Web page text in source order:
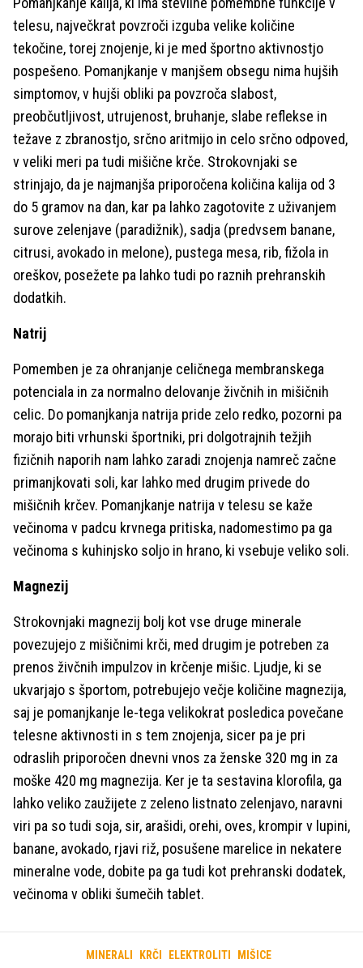
telesu, največkrat povzroči izguba velike količine
tekočine, torej znojenje, ki je med športno aktivnostjo
pospešeno. Pomanjkanje v manjšem obsegu nima hujših
simptomov, v hujši obliki pa povzroča slabost,
preobčutljivost, utrujenost, bruhanje, slabe reflekse in
težave z zbranostjo, srčno aritmijo in celo srčno odpoved,
v veliki meri pa tudi mišične krče. Strokovnjaki se
strinjajo, da je najmanjša priporočena količina kalija od 3
do 5 gramov na dan, kar pa lahko zagotovite z uživanjem
surove zelenjave (paradižnik), sadja (predvsem banane,
citrusi, avokado in melone), pustega mesa, rib, fižola in
oreškov, posežete pa lahko tudi po raznih prehranskih
dodatkih.
Natrij
Pomemben je za ohranjanje celičnega membranskega
potenciala in za normalno delovanje živčnih in mišičnih
celic. Do pomanjkanja natrija pride zelo redko, pozorni pa
morajo biti vrhunski športniki, pri dolgotrajnih težjih
fizičnih naporih nam lahko zaradi znojenja namreč začne
primanjkovati soli, kar lahko med drugim privede do
mišičnih krčev. Pomanjkanje natrija v telesu se kaže
večinoma v padcu krvnega pritiska, nadomestimo pa ga
večinoma s kuhinjsko soljo in hrano, ki vsebuje veliko soli.
Magnezij
Strokovnjaki magnezij bolj kot vse druge minerale
povezujejo z mišičnimi krči, med drugim je potreben za
prenos živčnih impulzov in krčenje mišic. Ljudje, ki se
ukvarjajo s športom, potrebujejo večje količine magnezija,
saj je pomanjkanje le-tega velikokrat posledica povečane
telesne aktivnosti in s tem znojenja, sicer pa je pri
odraslih priporočen dnevni vnos za ženske 320 mg in za
moške 420 mg magnezija. Ker je ta sestavina klorofila, ga
lahko veliko zaužijete z zeleno listnato zelenjavo, naravni
viri pa so tudi soja, sir, arašidi, orehi, oves, krompir v lupini,
banane, avokado, rjavi riž, posušene marelice in nekatere
mineralne vode, dobite pa ga tudi kot prehranski dodatek,
večinoma v obliki šumečih tablet.
MINERALI KRČI ELEKTROLITI MIŠICE